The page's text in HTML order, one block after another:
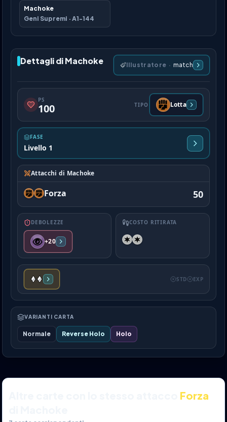
Machoke
Geni Supremi · A1-144
Dettagli di Machoke Illustratore · match
PS
100 TIPO Lotta
FASE
Livello 1
Attacchi di Machoke
Forza 50
DEBOLEZZE
+20
COSTO RITIRATA
STD EXP
VARIANTI CARTA
Normale Reverse Holo Holo
Forza